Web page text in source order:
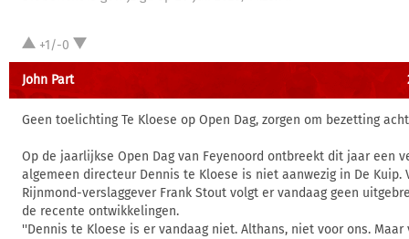
+1/-0
John Part
Geen toelichting Te Kloese op Open Dag, zorgen om bezetting
Op de jaarlijkse Open Dag van Feyenoord ontbreekt dit jaar een
algemeen directeur Dennis te Kloese is niet aanwezig in De Kuip.
Rijnmond-verslaggever Frank Stout volgt er vandaag geen
de recente ontwikkelingen.
''Dennis te Kloese is er vandaag niet. Althans, niet voor ons.